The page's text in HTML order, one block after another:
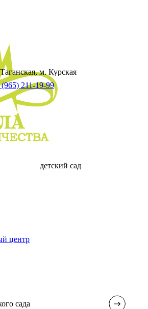
м. Курская
211-19-99
детский сад
центр
сада